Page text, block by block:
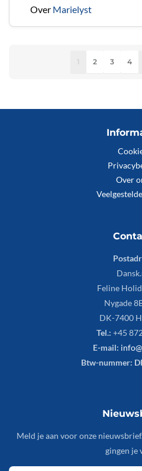
Over Marielyst
1 2 3 4
Over
Feline
Nygade
DK-7400
Tel.: +45
E-mail:
Btw-nummer:
Meld je aan voor onze
gingen je